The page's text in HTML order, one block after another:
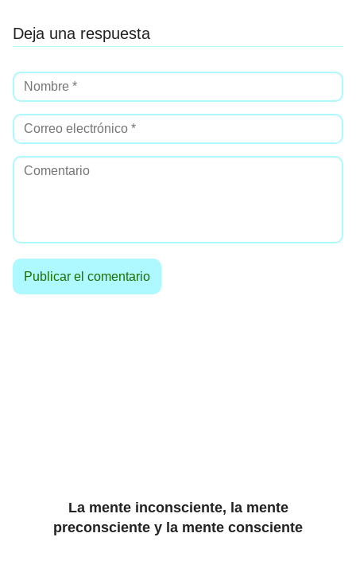
Deja una respuesta
La mente inconsciente, la mente
preconsciente y la mente consciente